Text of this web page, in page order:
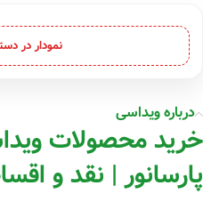
نمودار در
درباره ویداسی
پارسانور | نقد و